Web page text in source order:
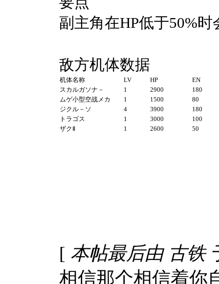
副主角在HP低于50%时
敌方机体数据
机体名称 LV HP
EN
スカルガソナ－
1 2900
180
ムゲ小型空战メカ
1 1500
80
ジクル－ソ
4 3900
180
トラゴス
1 3000
100
ザクⅡ
1 2600 50
[ 本帖最后由 古铁
相信那个相信着你